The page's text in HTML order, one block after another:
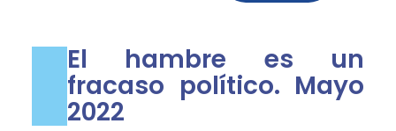
El hambre es un
fracaso político. Mayo
2022